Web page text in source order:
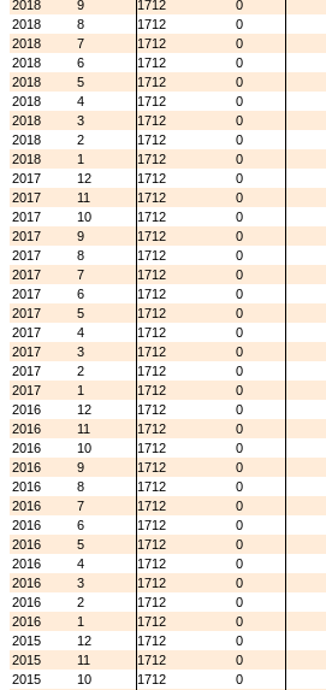
2018
9 1712
0
2018
8 1712
0
2018
7 1712
0
2018
6 1712
0
2018
5 1712
0
2018
4 1712
0
2018
3 1712
0
2018
2 1712
0
2018
1 1712
0
2017
12 1712
0
2017
11 1712
0
2017
10 1712
0
2017
9 1712
0
2017
8 1712
0
2017
7 1712
0
2017
6 1712
0
2017
5 1712
0
2017
4 1712
0
2017
3 1712
0
2017
2 1712
0
2017
1 1712
0
2016
12 1712
0
2016
11 1712
0
2016
10 1712
0
2016
9 1712
0
2016
8 1712
0
2016
7 1712
0
2016
6 1712
0
2016
5 1712
0
2016
4 1712
0
2016
3 1712
0
2016
2 1712
0
2016
1 1712
0
2015
12 1712
0
2015
11 1712
0
2015
10 1712
0